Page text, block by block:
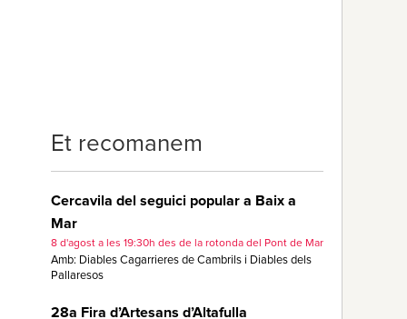
Et recomanem
Cercavila del seguici popular a Baix a
Mar
8 d'agost a les 19:30h des de la rotonda del Pont de Mar
Amb: Diables Cagarrieres de Cambrils i Diables dels
Pallaresos
28a Fira d’Artesans d’Altafulla